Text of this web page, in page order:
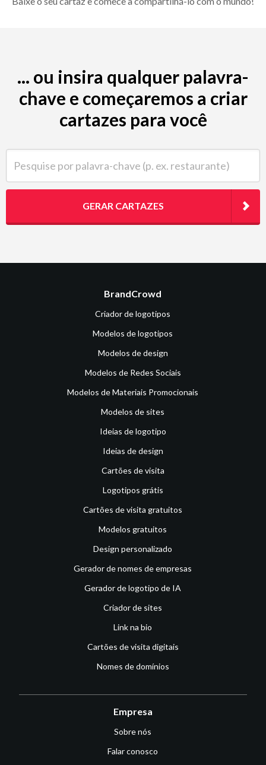
... ou insira qualquer palavra-
chave e começaremos a criar
cartazes para você
GERAR CARTAZES
BrandCrowd
Criador de logotipos
Modelos de logotipos
Modelos de design
Modelos de Redes Sociais
Modelos de Materiais Promocionais
Modelos de sites
Ideias de logotipo
Ideias de design
Cartões de visita
Logotipos grátis
Cartões de visita gratuitos
Modelos gratuitos
Design personalizado
Gerador de nomes de empresas
Gerador de logotipo de IA
Criador de sites
Link na bio
Cartões de visita digitais
Nomes de domínios
Empresa
Sobre nós
Falar conosco